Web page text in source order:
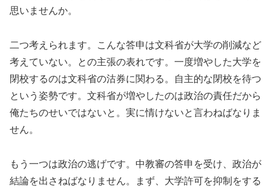
思いませんか。
二つ考えられます。こんな答申は文科省が大学の削減など
考えていない。との主張の表れです。一度増やした大学を
閉校するのは文科省の沽券に関わる。自主的な閉校を待つ
という姿勢です。文科省が増やしたのは政治の責任だから
俺たちのせいではないと。実に情けないと言わねばなりま
せん。
もう一つは政治の逃げです。中教審の答申を受け、政治が
結論を出さねばなりません。まず、大学許可を抑制をする